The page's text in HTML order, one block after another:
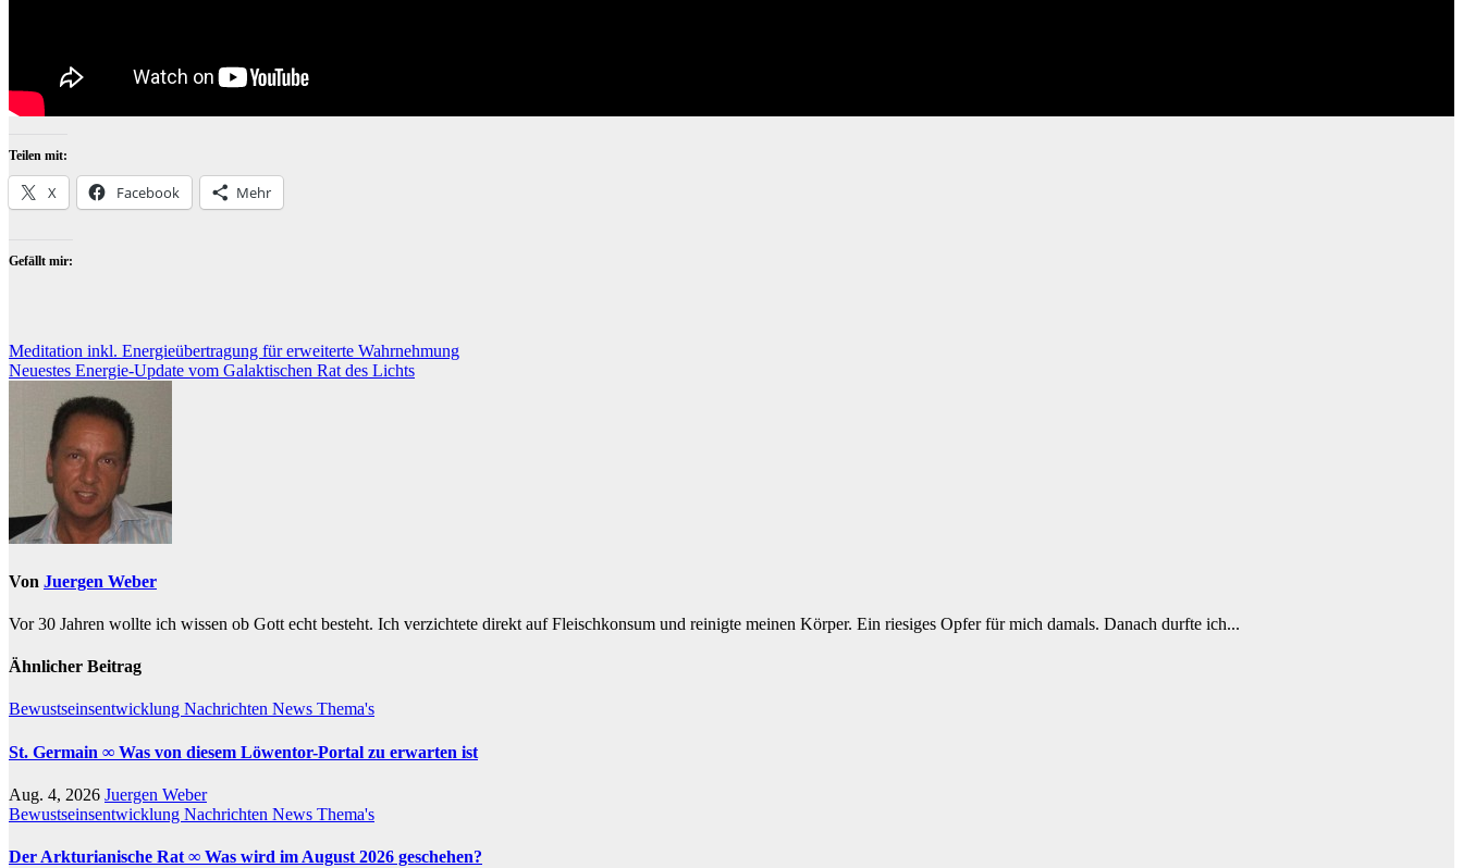
Teilen mit:
X Facebook Mehr
Gefällt mir:
Beitragsnavigation
Meditation inkl. Energieübertragung für erweiterte Wahrnehmung
Neuestes Energie-Update vom Galaktischen Rat des Lichts
Von Juergen Weber
Vor 30 Jahren wollte ich wissen ob Gott echt besteht. Ich verzichtete direkt auf Fleischkonsum und reinigte meinen Körper. Ein riesiges Opfer für mich damals. Danach durfte ich...
Ähnlicher Beitrag
Bewustseinsentwicklung Nachrichten News Thema's
St. Germain ∞ Was von diesem Löwentor-Portal zu erwarten ist
Aug. 4, 2026 Juergen Weber
Bewustseinsentwicklung Nachrichten News Thema's
Der Arkturianische Rat ∞ Was wird im August 2026 geschehen?